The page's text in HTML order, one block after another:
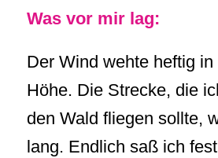
Was vor mir lag:
Der Wind wehte heftig in
Höhe. Die Strecke, die
den Wald fliegen sollte,
lang. Endlich saß ich